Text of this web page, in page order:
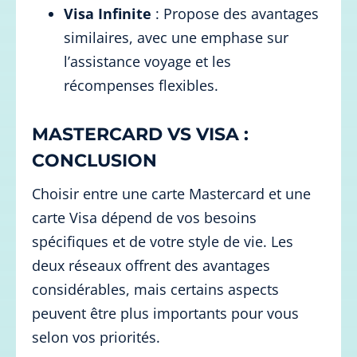
Visa Infinite : Propose des avantages
similaires, avec une emphase sur
l’assistance voyage et les
récompenses flexibles.
MASTERCARD VS VISA :
CONCLUSION
Choisir entre une carte Mastercard et une
carte Visa dépend de vos besoins
spécifiques et de votre style de vie. Les
deux réseaux offrent des avantages
considérables, mais certains aspects
peuvent être plus importants pour vous
selon vos priorités.